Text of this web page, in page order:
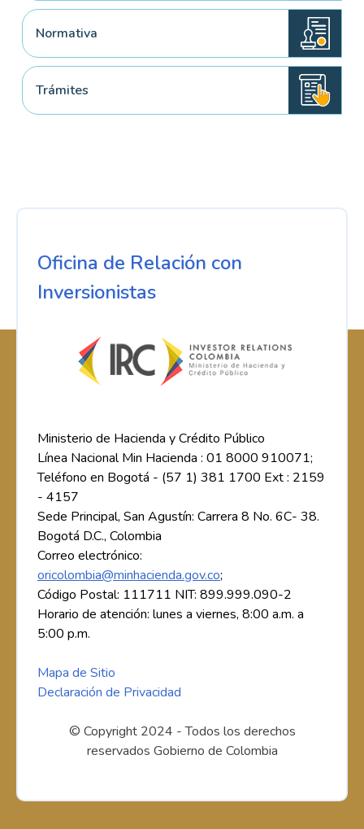
Normativa
Trámites
Oficina de Relación con
Inversionistas
Ministerio de Hacienda y Crédito Público
Línea Nacional Min Hacienda : 01 8000 910071;
Teléfono en Bogotá - (57 1) 381 1700 Ext : 2159
- 4157
Sede Principal, San Agustín: Carrera 8 No. 6C- 38.
Bogotá D.C., Colombia
Correo electrónico:
oricolombia@minhacienda.gov.co;
Código Postal: 111711 NIT: 899.999.090-2
Horario de atención: lunes a viernes, 8:00 a.m. a
5:00 p.m.
Mapa de Sitio
Declaración de Privacidad
© Copyright 2024 - Todos los derechos
reservados Gobierno de Colombia